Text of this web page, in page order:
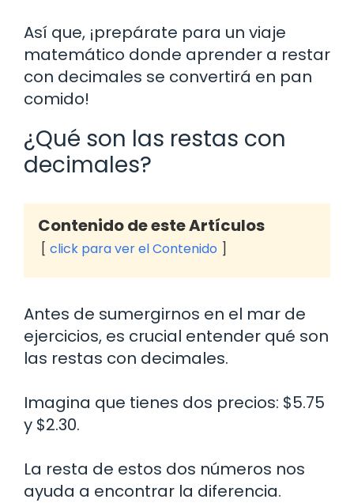
Así que, ¡prepárate para un viaje
matemático donde aprender a restar
con decimales se convertirá en pan
comido!
¿Qué son las restas con
decimales?
Contenido de este Artículos
click para ver el Contenido
Antes de sumergirnos en el mar de
ejercicios, es crucial entender qué son
las restas con decimales.
Imagina que tienes dos precios: $5.75
y $2.30.
La resta de estos dos números nos
ayuda a encontrar la diferencia.